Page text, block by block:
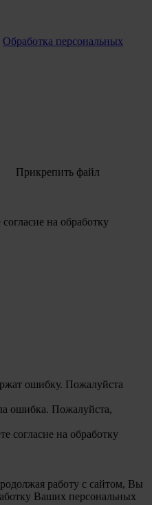
Обработка персональных
Прикрепить файл
на обработку
ошибку. Пожалуйста
ошибка. Пожалуйста,
согласие на обработку
работу с сайтом, Вы
Ваших персональных